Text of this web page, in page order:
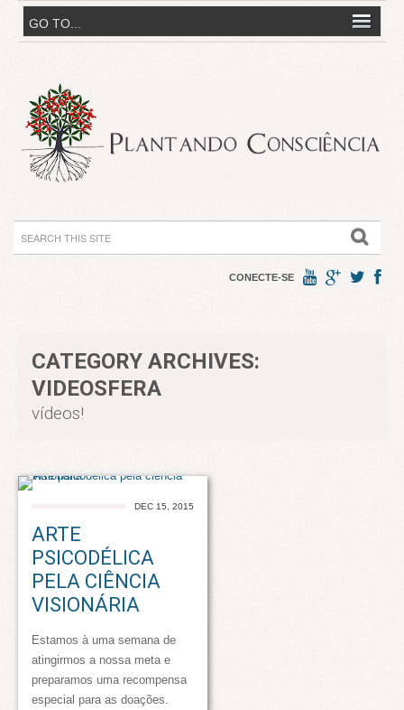
CONECTE-SE
CATEGORY ARCHIVES:
VIDEOSFERA
vídeos!
DEC 15, 2015
ARTE
PSICODÉLICA
PELA CIÊNCIA
VISIONÁRIA
Estamos à uma semana de
atingirmos a nossa meta e
preparamos uma recompensa
especial para as doações.